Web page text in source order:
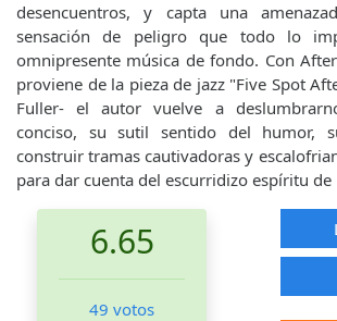
desencuentros, y capta una
sensación de peligro que todo lo
omnipresente música de fondo. Con
proviene de la pieza de jazz "Five Spot
Fuller- el autor vuelve a
conciso, su sutil sentido del humor,
construir tramas cautivadoras y
para dar cuenta del escurridizo espíritu
6.65
49 votos